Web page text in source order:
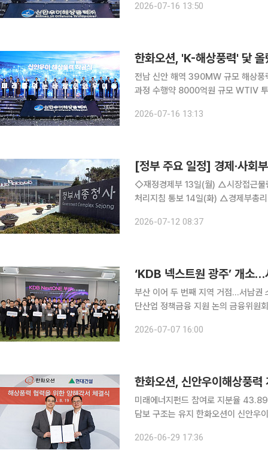
및 관련 기업 관계자들이 참석한 가운
2026-07-16 13:50
한화오션, 'K-해상풍력' 닻
전남 신안 해역 390MW 규모 해상풍
과정 수행약 8000억원 규모 WTIV 투자 통해
2026-07-16 13:13
[정부 주요 일정] 경제·사회
◇재정경제부 13일(월) △시장접근물량 증량에 관한 규칙 개정 △폭염 및 호우 관련 공공계약 업무
처리지침 통보 14일(화) △경제부총리 10:00 국무회의(청와대) 15일(수) △재경부 2차관 16:30
경제동향 △민생안정지원단, 민생물
2026-07-12 08:37
‘KDB 넥스트원 광주’ 개소
부산 이어 두 번째 지역 거점…서남권
단산업 정책금융 지원 논의 금융위원회와 산업은행이 서남권 혁신 스타트업 육성을 위한 지역 거점
2026-07-07 16:00
한화오션, 신안우이해상풍
미래에너지펀드 참여로 지분율
담보 구조는 유지 한화오션이 신안우이해상풍력 관련 채무보증·담보제공 공시를 정정했다. 채무자
상풍력 발전사업은 3조4000억원이
2026-06-29 17:36